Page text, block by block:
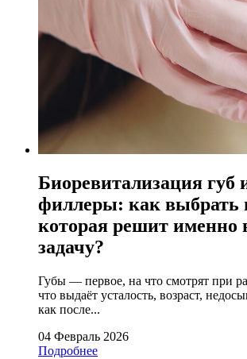
Биоревитализация губ
филлеры: как выбрать
которая решит именно
задачу?
Губы — первое, на что смотрят при
что выдаёт усталость, возраст,
как после...
04 Февраль 2026
Подробнее